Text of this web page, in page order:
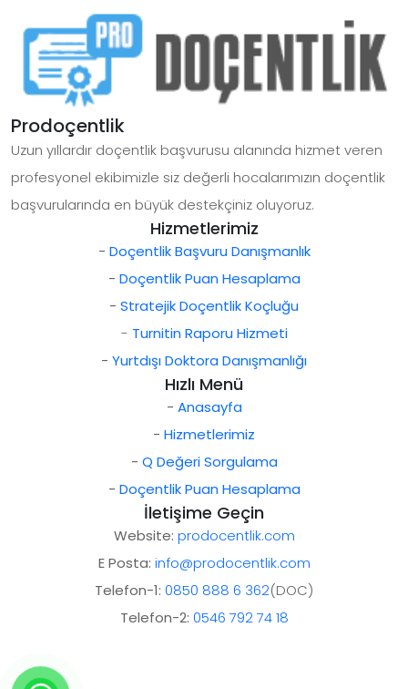
Prodoçentlik
Uzun yıllardır doçentlik başvurusu alanında hizmet veren
profesyonel ekibimizle siz değerli hocalarımızın doçentlik
başvurularında en büyük destekçiniz oluyoruz.
Hizmetlerimiz
- Doçentlik Başvuru Danışmanlık
- Doçentlik Puan Hesaplama
- Stratejik Doçentlik Koçluğu
- Turnitin Raporu Hizmeti
- Yurtdışı Doktora Danışmanlığı
Hızlı Menü
- Anasayfa
- Hizmetlerimiz
- Q Değeri Sorgulama
- Doçentlik Puan Hesaplama
İletişime Geçin
Website: prodocentlik.com
E Posta: info@prodocentlik.com
Telefon-1: 0850 888 6 362(DOC)
Telefon-2: 0546 792 74 18